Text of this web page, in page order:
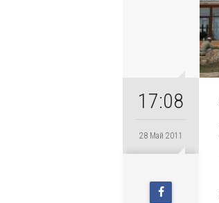
17:08
28 Май 2011